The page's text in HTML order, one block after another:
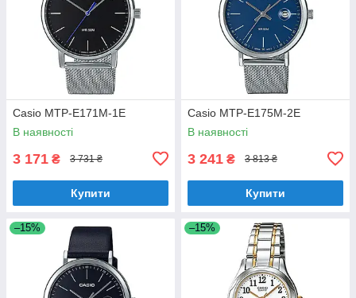
Casio MTP-E171M-1E
В наявності
3 171 ₴ 3 731 ₴
Купити
Casio MTP-E175M-2E
В наявності
3 241 ₴ 3 813 ₴
Купити
–15% –15%